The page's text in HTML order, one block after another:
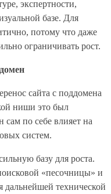
экспертности,
базе. Для
потому что даже
ограничивать рост.
сайта с поддомена
ниши это был
сам по себе влияет на
систем.
базу для роста.
«песочницы» и
дальнейшей технической